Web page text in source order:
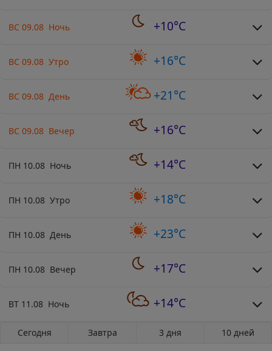
ВС 09.08 Ночь +10°C
ВС 09.08 Утро +16°C
ВС 09.08 День +21°C
ВС 09.08 Вечер +16°C
ПН 10.08 Ночь +14°C
ПН 10.08 Утро +18°C
ПН 10.08 День +23°C
ПН 10.08 Вечер +17°C
ВТ 11.08 Ночь +14°C
Сегодня Завтра 3 дня 10 дней